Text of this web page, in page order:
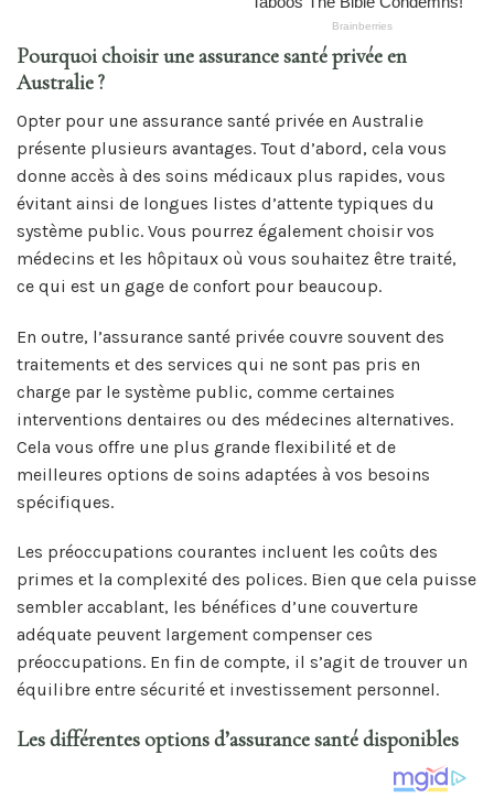
Pourquoi choisir une assurance santé privée en
Australie ?
Opter pour une assurance santé privée en Australie
présente plusieurs avantages. Tout d’abord, cela vous
donne accès à des soins médicaux plus rapides, vous
évitant ainsi de longues listes d’attente typiques du
système public. Vous pourrez également choisir vos
médecins et les hôpitaux où vous souhaitez être traité,
ce qui est un gage de confort pour beaucoup.
En outre, l’assurance santé privée couvre souvent des
traitements et des services qui ne sont pas pris en
charge par le système public, comme certaines
interventions dentaires ou des médecines alternatives.
Cela vous offre une plus grande flexibilité et de
meilleures options de soins adaptées à vos besoins
spécifiques.
Les préoccupations courantes incluent les coûts des
primes et la complexité des polices. Bien que cela puisse
sembler accablant, les bénéfices d’une couverture
adéquate peuvent largement compenser ces
préoccupations. En fin de compte, il s’agit de trouver un
équilibre entre sécurité et investissement personnel.
Les différentes options d’assurance santé disponibles